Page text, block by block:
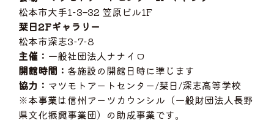
松本市大手1-3–32 笠原ビル1F
栞日2Fギャラリー
松本市深志3-7-8
主催： 一般社団法人ナナイロ
開館時間： 各施設の開館日時に準じます
協力： マツモトアートセンター/栞日/深志高等学校
※本事業は信州アーツカウンシル（一般財団法人長野
県文化振興事業団）の助成事業です。